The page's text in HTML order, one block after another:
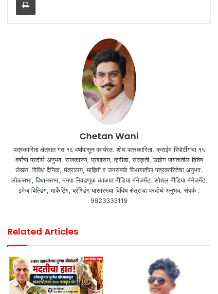
Chetan Wani
पत्रकारिता क्षेत्रात गत १६ वर्षांपासून कार्यरत. शोध पत्रकारिता, क्राईम रिपोर्टींगचा १५
वर्षांचा प्रदीर्घ अनुभव. राजकारण, प्रशासन, क्रीडा, संस्कृती, उद्योग जगतातील विशेष
लेखन. विविध दैनिक, मंत्रालय, माहिती व जनसंपर्क विभागातील पत्रकारितेचा अनुभव.
लोकसभा, विधानसभा, मनपा निवडणूक काळात मीडिया मॅनेजमेंट. सोशल मीडिया मॅनेजमेंट,
इमेज बिल्डिंग, मार्केटिंग, ब्रॅण्डिंग यासारख्या विविध क्षेत्राचा प्रदीर्घ अनुभव. संपर्क :
9823333119
Related Articles